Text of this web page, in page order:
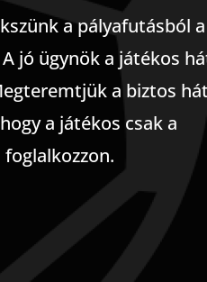
a pályafutásból a
jó ügynök a játékos
a biztos
a játékos csak a